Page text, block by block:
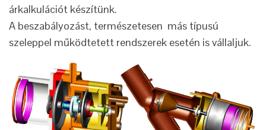
árkalkulációt készítünk.
A beszabályozást, természetesen más típusú
szeleppel működtetett rendszerek esetén is vállaljuk.